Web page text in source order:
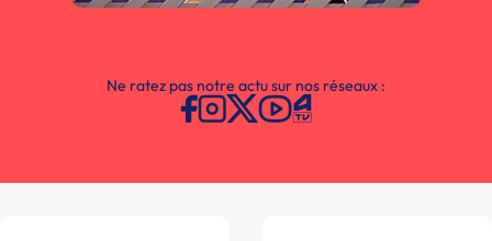
Ne ratez pas notre actu sur nos réseaux :